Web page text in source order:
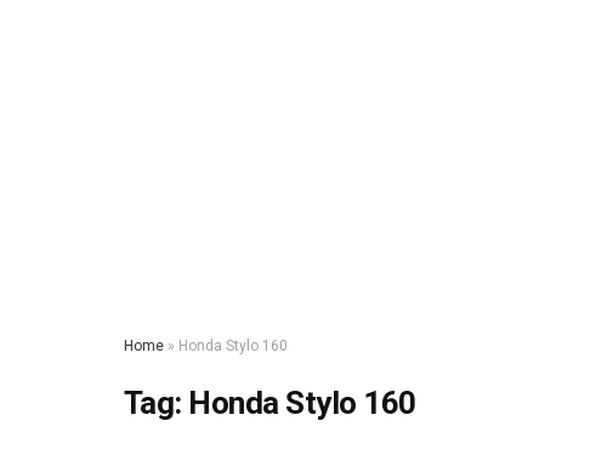
Home » Honda Stylo 160
Tag: Honda Stylo 160